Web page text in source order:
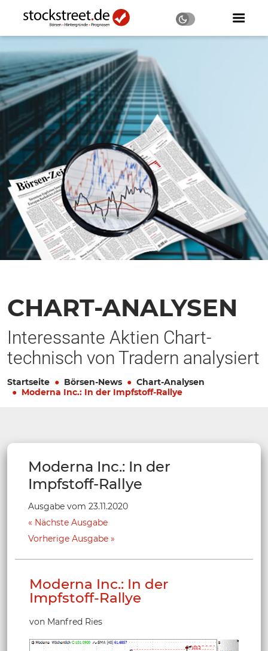
CHART-ANALYSEN
Interessante Aktien Chart-
technisch von Tradern analysiert
Startseite Börsen-News
Chart-Analysen
Moderna Inc.: In der Impfstoff-Rallye
Moderna Inc.: In der
Impfstoff-Rallye
Ausgabe vom 23.11.2020
Nächste Ausgabe
Vorherige Ausgabe
Moderna Inc.: In der
Impfstoff-Rallye
von Manfred Ries